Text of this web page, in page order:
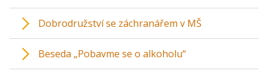
Dobrodružství se záchranářem v MŠ
Beseda „Pobavme se o alkoholu“